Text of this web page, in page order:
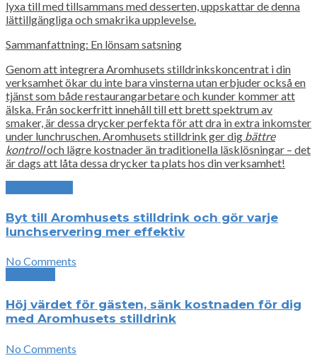
lyxa till med tillsammans med desserten, uppskattar de denna
lättillgängliga och smakrika upplevelse.
Sammanfattning: En lönsam satsning
Genom att integrera Aromhusets stilldrinkskoncentrat i din
verksamhet ökar du inte bara vinsterna utan erbjuder också en
tjänst som både restaurangarbetare och kunder kommer att
älska. Från sockerfritt innehåll till ett brett spektrum av
smaker, är dessa drycker perfekta för att dra in extra inkomster
under lunchruschen. Aromhusets stilldrink ger dig bättre
kontrolloch lägre kostnader än traditionella läsklösningar – det
är dags att låta dessa drycker ta plats hos din verksamhet!
Byt till Aromhusets stilldrink och gör varje
lunchservering mer effektiv
No Comments
Höj värdet för gästen, sänk kostnaden för dig
med Aromhusets stilldrink
No Comments